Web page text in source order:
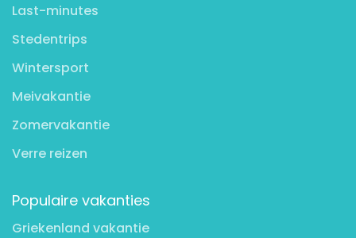
Last-minutes
Stedentrips
Wintersport
Meivakantie
Zomervakantie
Verre reizen
Populaire vakanties
Griekenland vakantie